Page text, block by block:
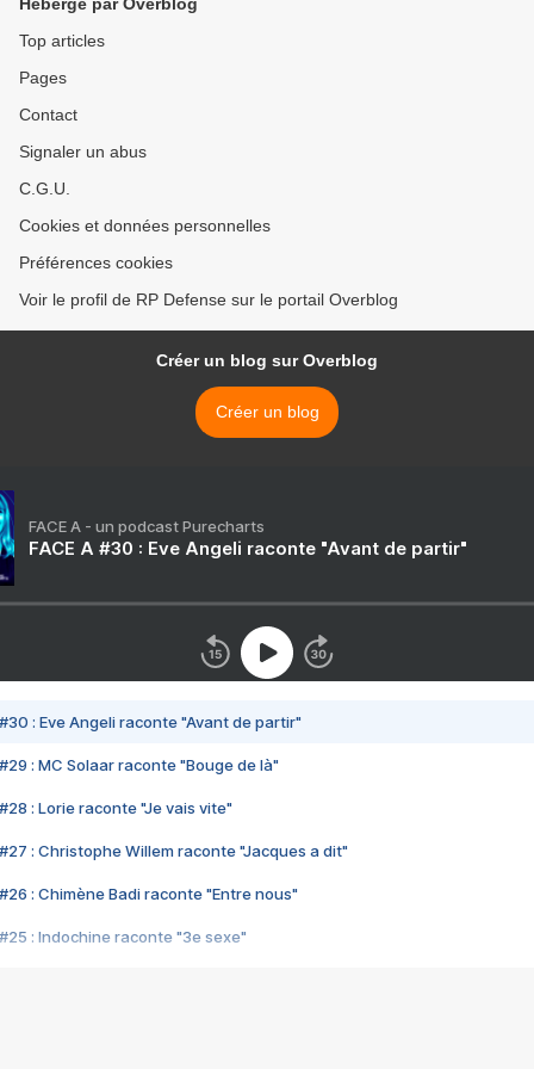
Top articles
Pages
Contact
Signaler un abus
C.G.U.
Cookies et données personnelles
Préférences cookies
Voir le profil de RP Defense sur le portail Overblog
Créer un blog sur Overblog
Créer un blog
FACE A - un podcast Purecharts
FACE A #30 : Eve Angeli raconte "Avant de partir"
#30 : Eve Angeli raconte "Avant de partir"
#29 : MC Solaar raconte "Bouge de là"
#28 : Lorie raconte "Je vais vite"
#27 : Christophe Willem raconte "Jacques a dit"
#26 : Chimène Badi raconte "Entre nous"
#25 : Indochine raconte "3e sexe"